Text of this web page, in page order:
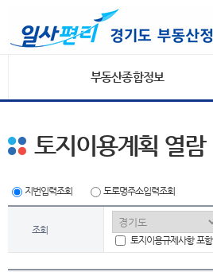
부동산종합정보
토지이용계획 열람
지번입력조회 도로명주소입력조회
조회
토지이용규제사항 포함